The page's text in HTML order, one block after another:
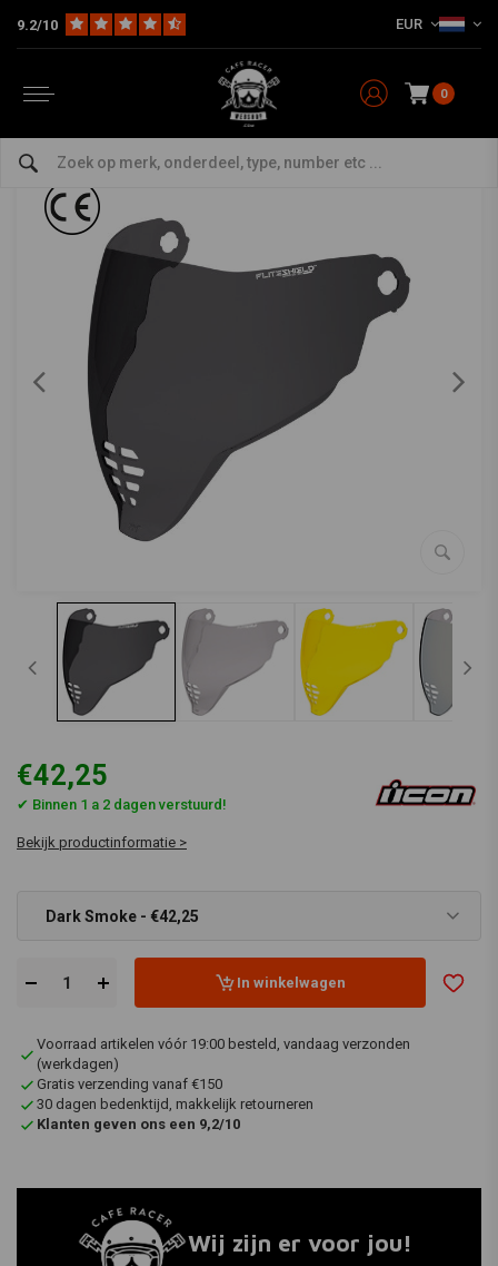
9.2/10 EUR
0
The Rider Helm & Headwear Airflite Fliteshield
Airflite Fliteshield
€42,25
✔ Binnen 1 a 2 dagen verstuurd!
Bekijk productinformatie >
Dark Smoke - €42,25
In winkelwagen
Voorraad artikelen vóór 19:00 besteld, vandaag verzonden
(werkdagen)
Gratis verzending vanaf €150
30 dagen bedenktijd, makkelijk retourneren
Klanten geven ons een 9,2/10
Wij zijn er voor jou!